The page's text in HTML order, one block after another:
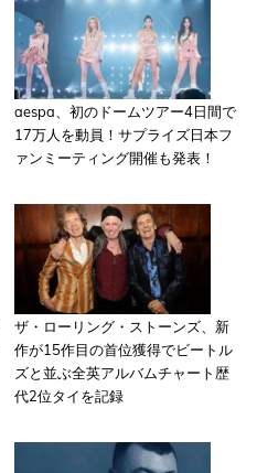
aespa、初のドームツアー4日間で
17万人を動員！サプライズ日本フ
ァンミーティング開催も発表！
ザ・ローリング・ストーンズ、新
作が15作目の首位獲得でビートル
ズと並ぶ全英アルバムチャート歴
代2位タイを記録